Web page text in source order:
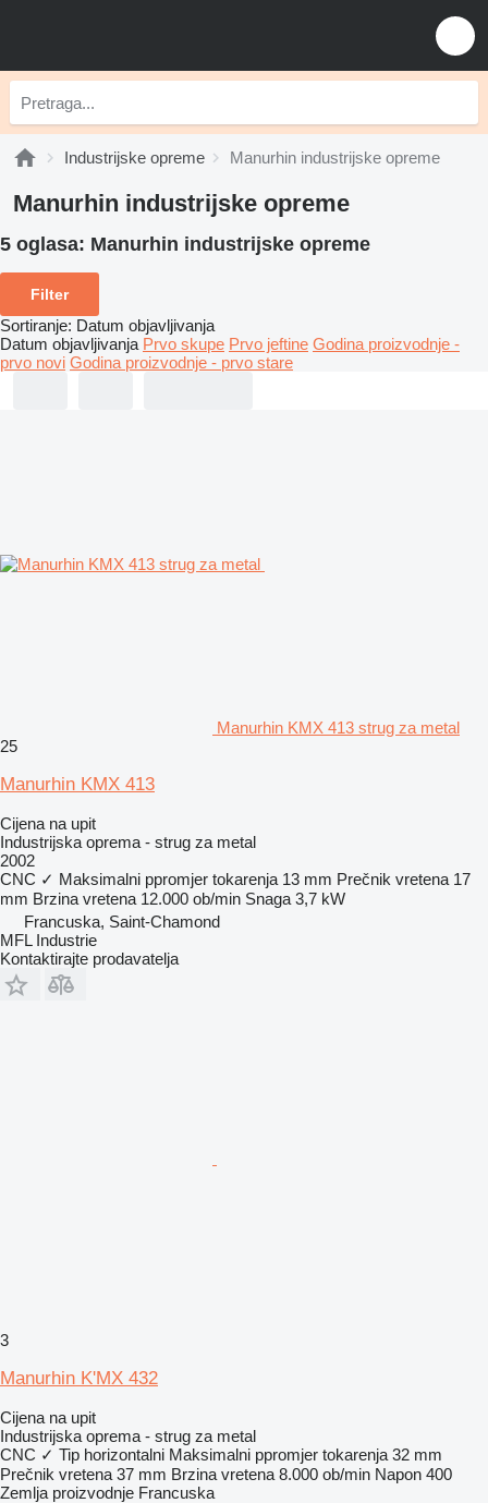
Industrijske opreme Manurhin industrijske opreme
Manurhin industrijske opreme
5 oglasa: Manurhin industrijske opreme
Filter
Sortiranje: Datum objavljivanja
Datum objavljivanja Prvo skupe Prvo jeftine Godina proizvodnje -
prvo novi Godina proizvodnje - prvo stare
Manurhin KMX 413 strug za metal
25
Manurhin KMX 413
Cijena na upit
Industrijska oprema - strug za metal
2002
CNC ✓ Maksimalni ppromjer tokarenja 13 mm Prečnik vretena 17
mm Brzina vretena 12.000 ob/min Snaga 3,7 kW
Francuska, Saint-Chamond
MFL Industrie
Kontaktirajte prodavatelja
3
Manurhin K'MX 432
Cijena na upit
Industrijska oprema - strug za metal
CNC ✓ Tip horizontalni Maksimalni ppromjer tokarenja 32 mm
Prečnik vretena 37 mm Brzina vretena 8.000 ob/min Napon 400
Zemlja proizvodnje Francuska